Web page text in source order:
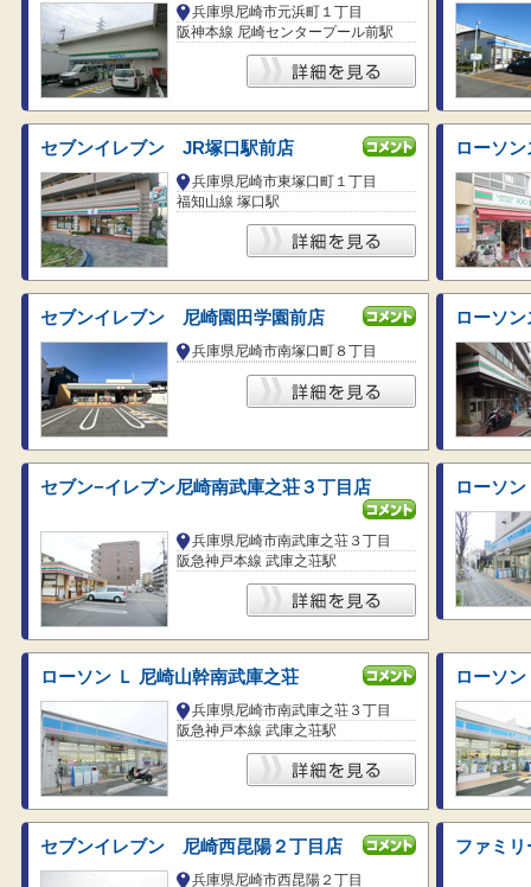
兵庫県尼崎市元浜町１丁目
阪神本線 尼崎センタープール前駅
セブンイレブン JR塚口駅前店
兵庫県尼崎市東塚口町１丁目
福知山線 塚口駅
ローソ
セブンイレブン 尼崎園田学園前店
兵庫県尼崎市南塚口町８丁目
ローソ
セブン−イレブン尼崎南武庫之荘３丁目店
兵庫県尼崎市南武庫之荘３丁目
阪急神戸本線 武庫之荘駅
ローソ
ローソン Ｌ 尼崎山幹南武庫之荘
兵庫県尼崎市南武庫之荘３丁目
阪急神戸本線 武庫之荘駅
ローソ
セブンイレブン 尼崎西昆陽２丁目店
兵庫県尼崎市西昆陽２丁目
ファミ